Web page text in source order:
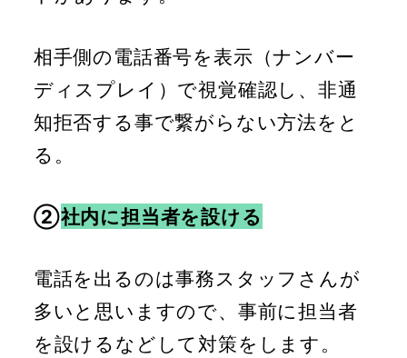
相手側の電話番号を表示（ナンバー
ディスプレイ）で視覚確認し、非通
知拒否する事で繋がらない方法をと
る。
②社内に担当者を設ける
電話を出るのは事務スタッフさんが
多いと思いますので、事前に担当者
を設けるなどして対策をします。